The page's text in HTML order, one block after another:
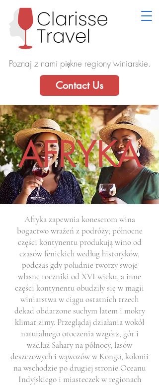
Poznaj z nami piękne regiony winiarskie.
Contact Us
AFRYKA
Afryka zapewnia koneserom wina
bogactwo wrażeń z podróży; północne
części kontynentu produkują wino od
czasów fenickich według historyków,
podczas gdy południe tworzy swoje
własne roczniki od XVI wieku, a inne
części kontynentu obudziły się w magii
winiarstwa w ciągu ostatnich trzech
dekad obdarzone suchym latem i mokry
klimat zimy. Przeglądaj działania wokół
naturalnego otoczenia wzgórz, gór i
wzdłuż Sahary na północy, lasów
deszczowych i wąwozów w Kongo, kolonii
na wschodzie po drugiej stronie Oceanu
Indyjskiego i miasteczek w regionach